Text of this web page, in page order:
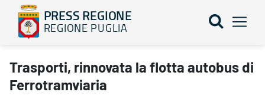
PRESS REGIONE
REGIONE PUGLIA
Trasporti, rinnovata la flotta autobus di Ferrotramviaria - PRESS
Trasporti, rinnovata la flotta autobus di
Ferrotramviaria